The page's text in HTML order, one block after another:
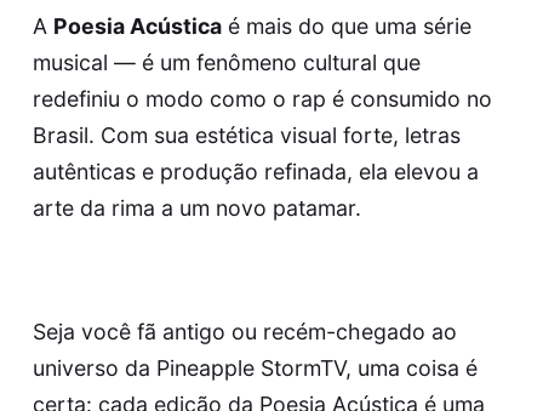
A Poesia Acústicaé mais do que uma série
musical — é um fenômeno cultural que
redefiniu o modo como o rap é consumido no
Brasil. Com sua estética visual forte, letras
autênticas e produção refinada, ela elevou a
arte da rima a um novo patamar.
Seja você fã antigo ou recém-chegado ao
universo da Pineapple StormTV, uma coisa é
certa: cada edição da Poesia Acústica é uma